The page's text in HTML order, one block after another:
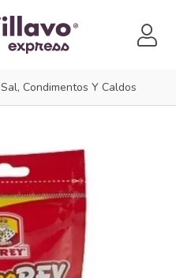
Sal, Condimentos Y Caldos